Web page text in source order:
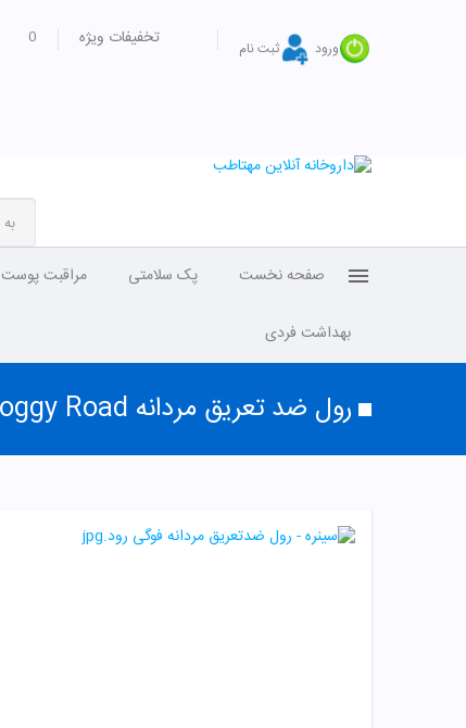
ورود ثبت نام تخفیفات ویژه 0
صفحه نخست پک سلامتی مراقبت پوست
بهداشت فردی
رول ضد تعریق مردانه Foggy Road سینره